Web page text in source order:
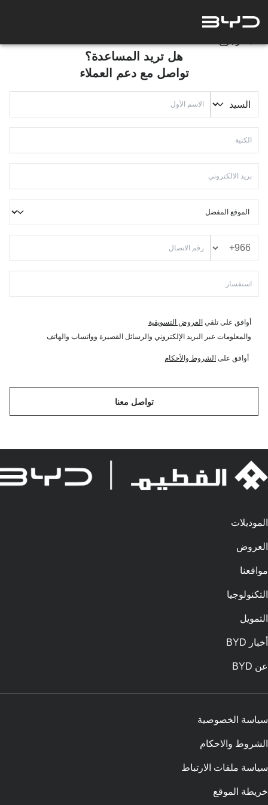
هل تريد المساعدة؟
تواصل مع دعم العملاء
أوافق على تلقي العروض التسويقية
والمعلومات عبر البريد الإلكتروني والرسائل القصيرة وواتساب والهاتف
أوافق على الشروط والأحكام
تواصل معنا
الموديلات
العروض
مواقعنا
التكنولوجيا
التمويل
أخبار BYD
عن BYD
سياسة الخصوصية
الشروط والاحكام
سياسة ملفات الارتباط
خريطة الموقع